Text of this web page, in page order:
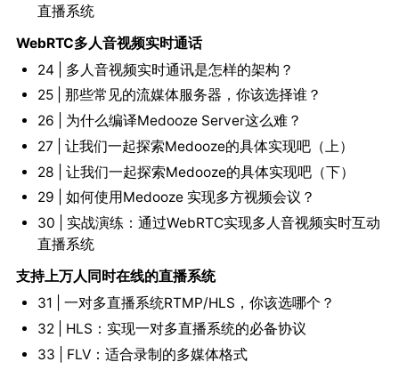
直播系统
WebRTC多人音视频实时通话
24 | 多人音视频实时通讯是怎样的架构？
25 | 那些常见的流媒体服务器，你该选择谁？
26 | 为什么编译Medooze Server这么难？
27 | 让我们一起探索Medooze的具体实现吧（上）
28 | 让我们一起探索Medooze的具体实现吧（下）
29 | 如何使用Medooze 实现多方视频会议？
30 | 实战演练：通过WebRTC实现多人音视频实时互动
直播系统
支持上万人同时在线的直播系统
31 | 一对多直播系统RTMP/HLS，你该选哪个？
32 | HLS：实现一对多直播系统的必备协议
33 | FLV：适合录制的多媒体格式